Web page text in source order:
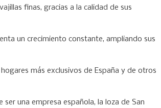
finas, gracias a la calidad de sus
un crecimiento constante, ampliando sus
más exclusivos de España y de otros
una empresa española, la loza de San